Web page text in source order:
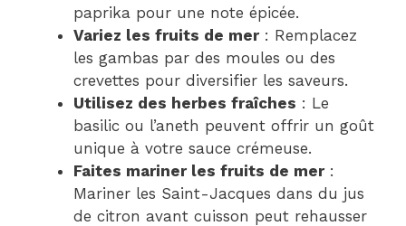
paprika pour une note épicée.
Variez les fruits de mer: Remplacez
les gambas par des moules ou des
crevettes pour diversifier les saveurs.
Utilisez des herbes fraîches : Le
basilic ou l’aneth peuvent offrir un goût
unique à votre sauce crémeuse.
Faites mariner les fruits de mer:
Mariner les Saint-Jacques dans du jus
de citron avant cuisson peut rehausser